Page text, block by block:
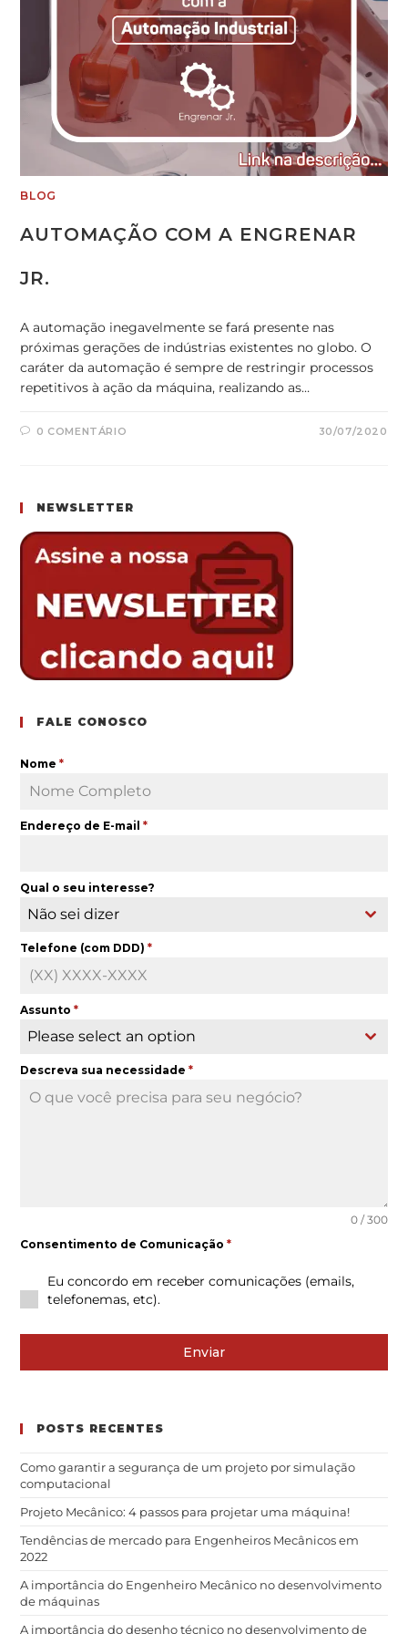
BLOG
AUTOMAÇÃO COM A ENGRENAR
JR.
A automação inegavelmente se fará presente nas
próximas gerações de indústrias existentes no globo. O
caráter da automação é sempre de restringir processos
repetitivos à ação da máquina, realizando as…
0 COMENTÁRIO 30/07/2020
NEWSLETTER
FALE CONOSCO
Nome*
Endereço de E-mail*
Qual o seu interesse?
Não sei dizer
Telefone (com DDD)*
Assunto*
Please select an option
Descreva sua necessidade*
0 / 300
Consentimento de Comunicação*
Eu concordo em receber comunicações (emails,
telefonemas, etc).
Enviar
POSTS RECENTES
Como garantir a segurança de um projeto por simulação
computacional
Projeto Mecânico: 4 passos para projetar uma máquina!
Tendências de mercado para Engenheiros Mecânicos em
2022
A importância do Engenheiro Mecânico no desenvolvimento
de máquinas
A importância do desenho técnico no desenvolvimento de